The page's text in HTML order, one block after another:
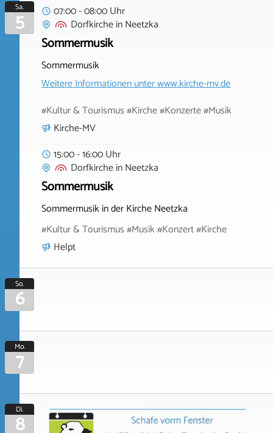
Sa.
5
07:00 - 08:00 Uhr
DorfkircheinNeetzka
Sommermusik
Sommermusik
Weitere Informationen unterwww.kirche-mv.de
#Kultur & Tourismus #Kirche #Konzerte #Musik
Kirche-MV
15:00 - 16:00 Uhr
DorfkircheinNeetzka
Sommermusik
Sommermusik in der Kirche Neetzka
#Kultur & Tourismus #Musik #Konzert #Kirche
Helpt
So.
6
Mo.
7
Di.
8